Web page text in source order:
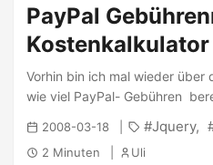
versendet werden kann.
Artikel nicht abgedeckt:
Dienstleistungen,
Downloads, Softwarelizenzen
Güter, Fahrzeuge mit einem
versendet werden können,
durch den Käufer. Damit fällt
PayPal
Kostenkalkulator
Vorhin bin ich mal wieder über
wie viel PayPal- Gebühren
Käufer mit der Option für
Im Gegensatz zur Bezahlung
entstehen dabei einige
2008-03-18 Jquery
2 Minuten
Uli